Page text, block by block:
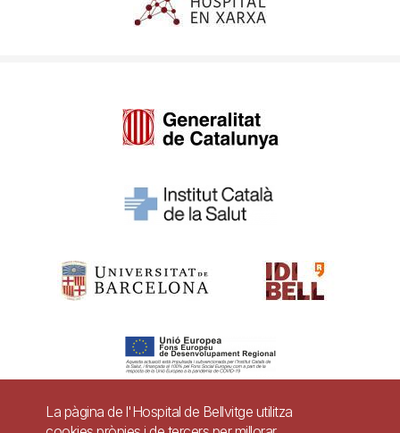
La pàgina de l'Hospital de Bellvitge utilitza